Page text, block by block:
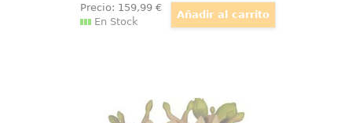
Precio: 159,99€
En Stock
Figura Pop! Dancing Groot
Guardianes de la Galaxia by Funko